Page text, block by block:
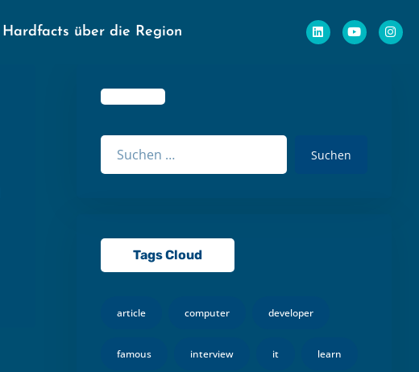
Hardfacts über die Region
Suchen
Tags Cloud
article computer developer
famous interview it learn